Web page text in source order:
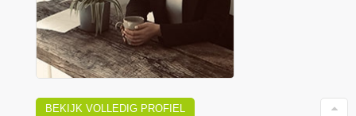
BEKIJK VOLLEDIG PROFIEL